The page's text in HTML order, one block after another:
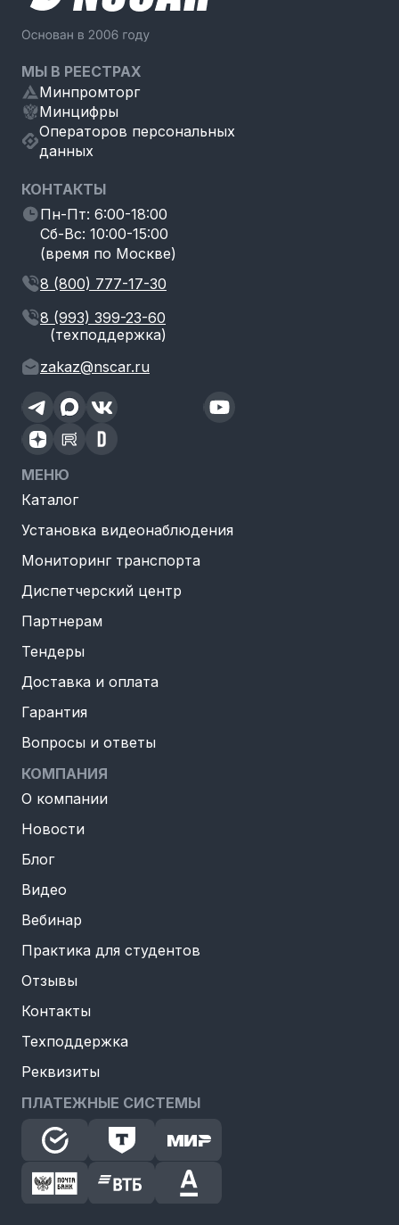
МЫ В РЕЕСТРАХ
Минпромторг
Минцифры
Операторов персональных
данных
КОНТАКТЫ
Пн-Пт: 6:00-18:00
Сб-Вс: 10:00-15:00
(время по Москве)
8 (800) 777-17-30
8 (993) 399-23-60
(техподдержка)
zakaz@nscar.ru
МЕНЮ
Каталог
Установка видеонаблюдения
Мониторинг транспорта
Диспетчерский центр
Партнерам
Тендеры
Доставка и оплата
Гарантия
Вопросы и ответы
КОМПАНИЯ
О компании
Новости
Блог
Видео
Вебинар
Практика для студентов
Отзывы
Контакты
Техподдержка
Реквизиты
ПЛАТЕЖНЫЕ СИСТЕМЫ